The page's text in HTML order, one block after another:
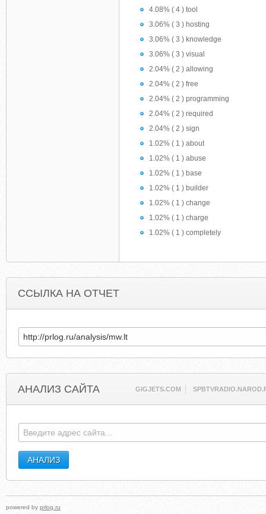
4.08% ( 4 ) tool
3.06% ( 3 ) hosting
3.06% ( 3 ) knowledge
3.06% ( 3 ) visual
2.04% ( 2 ) allowing
2.04% ( 2 ) free
2.04% ( 2 ) programming
2.04% ( 2 ) required
2.04% ( 2 ) sign
1.02% ( 1 ) about
1.02% ( 1 ) abuse
1.02% ( 1 ) base
1.02% ( 1 ) builder
1.02% ( 1 ) change
1.02% ( 1 ) charge
1.02% ( 1 ) completely
ССЫЛКА НА ОТЧЕТ
АНАЛИЗ САЙТА GIGJETS.COM
powered by prlog.ru